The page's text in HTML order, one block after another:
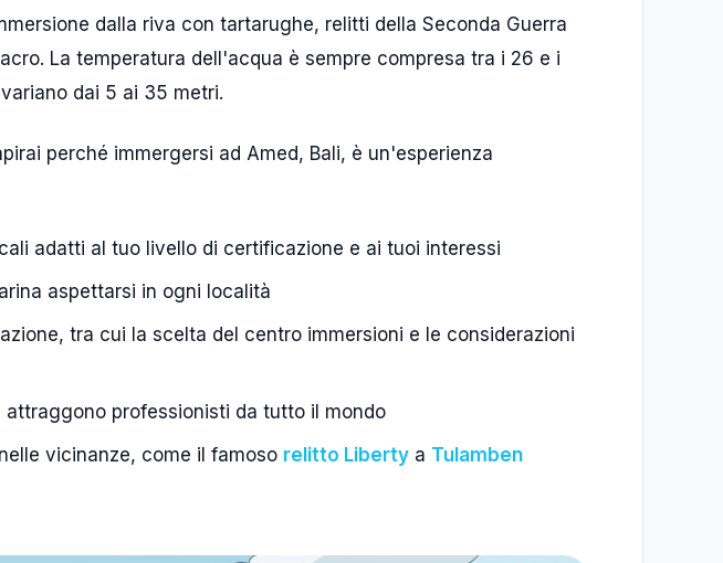
dalla riva con tartarughe, relitti della Seconda Guerra
La temperatura dell'acqua è sempre compresa tra i 26 e i
dai 5 ai 35 metri.
perché immergersi ad Amed, Bali, è un'esperienza
adatti al tuo livello di certificazione e ai tuoi interessi
aspettarsi in ogni località
tra cui la scelta del centro immersioni e le considerazioni
professionisti da tutto il mondo
vicinanze, come il famoso relitto Liberty a Tulamben